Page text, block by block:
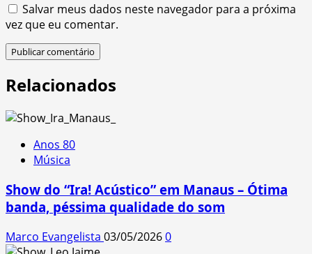
Salvar meus dados neste navegador para a próxima
vez que eu comentar.
Relacionados
Anos 80
Música
Show do “Ira! Acústico” em Manaus – Ótima
banda, péssima qualidade do som
Marco Evangelista 03/05/20260